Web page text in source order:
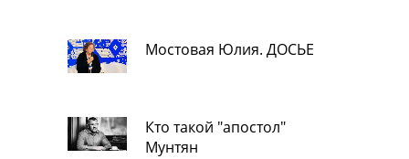
Мостовая Юлия. ДОСЬЕ
Кто такой "апостол"
Мунтян